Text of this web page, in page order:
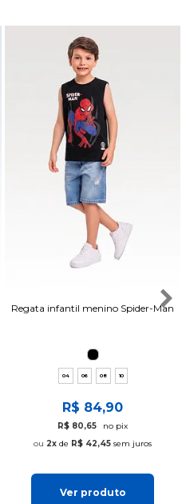
Regata infantil menino Spider-Man
04 06 08 10
R$ 84,90
R$ 80,65
no pix
2x de R$ 42,45 sem juros
Ver produto